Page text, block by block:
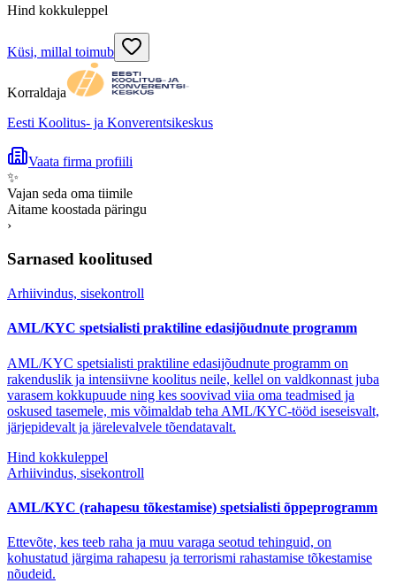
Hind kokkuleppel
Küsi, millal toimub
Korraldaja
Eesti Koolitus- ja Konverentsikeskus
Vaata firma profiili
✨
Vajan seda oma tiimile
Aitame koostada päringu
›
Sarnased koolitused
Arhiivindus, sisekontroll
AML/KYC spetsialisti praktiline edasijõudnute programm
AML/KYC spetsialisti praktiline edasijõudnute programm on
rakenduslik ja intensiivne koolitus neile, kellel on valdkonnast juba
varasem kokkupuude ning kes soovivad viia oma teadmised ja
oskused tasemele, mis võimaldab teha AML/KYC-tööd iseseisvalt,
järjepidevalt ja järelevalvele tõendatavalt.
Hind kokkuleppel
Arhiivindus, sisekontroll
AML/KYC (rahapesu tõkestamise) spetsialisti õppeprogramm
Ettevõte, kes teeb raha ja muu varaga seotud tehinguid, on
kohustatud järgima rahapesu ja terrorismi rahastamise tõkestamise
nõudeid.